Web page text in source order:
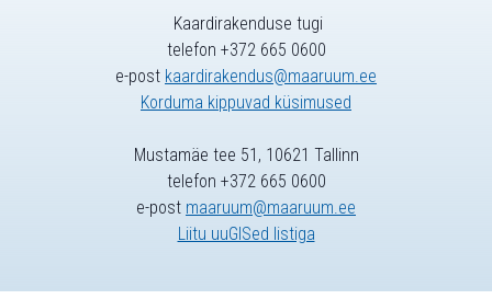
Kaardirakenduse tugi
telefon +372 665 0600
e-post kaardirakendus@maaruum.ee
Korduma kippuvad küsimused
Mustamäe tee 51, 10621 Tallinn
telefon +372 665 0600
e-post maaruum@maaruum.ee
Liitu uuGISed listiga